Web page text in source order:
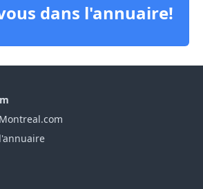
dans l'annuaire!